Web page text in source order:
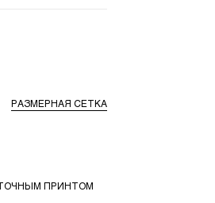
ПРИНТОМ
РАЗМЕРНАЯ СЕТКА